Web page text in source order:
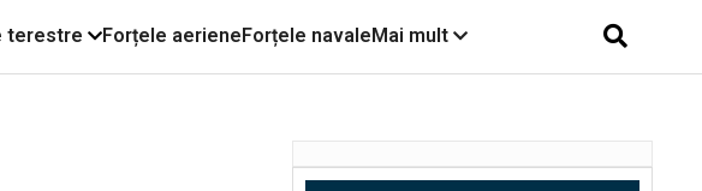
terestre Forțele aerieneForțele navaleMai mult